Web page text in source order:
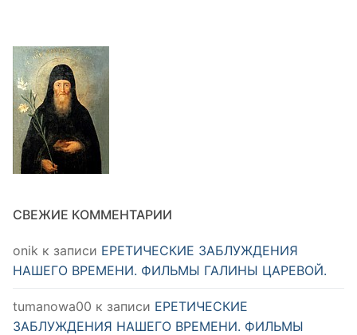
СВЕЖИЕ КОММЕНТАРИИ
onik к записи ЕРЕТИЧЕСКИЕ ЗАБЛУЖДЕНИЯ
НАШЕГО ВРЕМЕНИ. ФИЛЬМЫ ГАЛИНЫ ЦАРЕВОЙ.
tumanowa00 к записи ЕРЕТИЧЕСКИЕ
ЗАБЛУЖДЕНИЯ НАШЕГО ВРЕМЕНИ. ФИЛЬМЫ